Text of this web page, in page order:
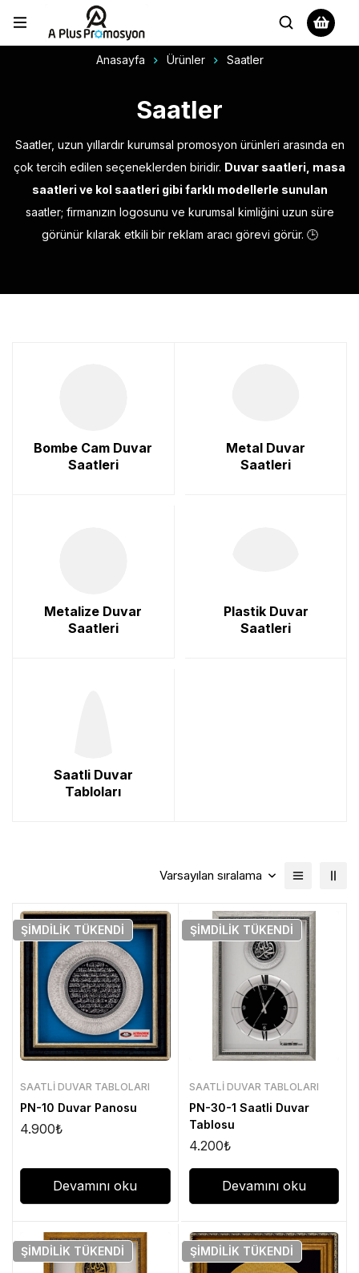
Anasayfa Ürünler Saatler
Saatler
Saatler, uzun yıllardır kurumsal promosyon ürünleri arasında en
çok tercih edilen seçeneklerden biridir. Duvar saatleri, masa
saatleri ve kol saatleri gibi farklı modellerle sunulan
saatler; firmanızın logosunu ve kurumsal kimliğini uzun süre
görünür kılarak etkili bir reklam aracı görevi görür. 🕒
Bombe Cam Duvar
Saatleri
Metal Duvar
Saatleri
Metalize Duvar
Saatleri
Plastik Duvar
Saatleri
Saatli Duvar
Tabloları
Varsayılan sıralama
ŞIMDILIK TÜKENDI
SAATLI DUVAR TABLOLARI
PN-10 Duvar Panosu
4.900₺
Devamını oku
ŞIMDILIK TÜKENDI
SAATLI DUVAR TABLOLARI
PN-30-1 Saatli Duvar
Tablosu
4.200₺
Devamını oku
ŞIMDILIK TÜKENDI ŞIMDILIK TÜKENDI